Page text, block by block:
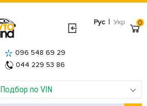
Рус | Укр
Подбор по VIN
096 548 69 29
044 229 53 86
0